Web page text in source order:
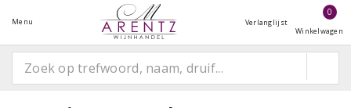
Menu Verlanglijst
0
Winkelwagen